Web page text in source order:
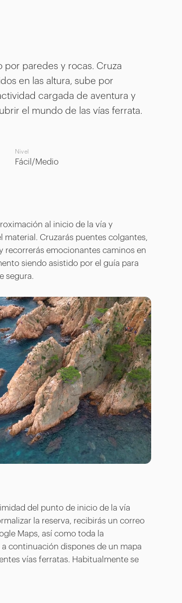
por paredes y rocas. Cruza
en las altura, sube por
cargada de aventura y
el mundo de las vías ferrata.
Nivel
Fácil/Medio
al inicio de la vía y
Cruzarás puentes colgantes,
recorrerás emocionantes caminos en
siendo asistido por el guía para
segura.
del punto de inicio de la vía
la reserva, recibirás un correo
Maps, así como toda la
continuación dispones de un mapa
vías ferratas. Habitualmente se